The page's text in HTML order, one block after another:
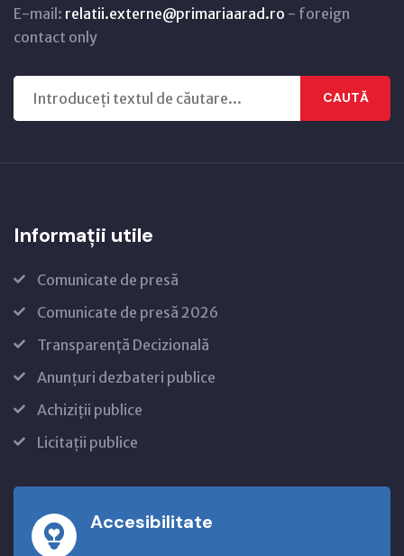
E-mail: relatii.externe@primariaarad.ro - foreign
contact only
CAUTĂ
Informații utile
Comunicate de presă
Comunicate de presă 2026
Transparență Decizională
Anunțuri dezbateri publice
Achiziții publice
Licitații publice
Accesibilitate